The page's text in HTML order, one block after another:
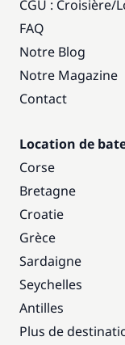
CGU : Croisière/
FAQ
Notre Blog
Notre Magazine
Contact
Location de
Corse
Bretagne
Croatie
Grèce
Sardaigne
Seychelles
Antilles
Plus de